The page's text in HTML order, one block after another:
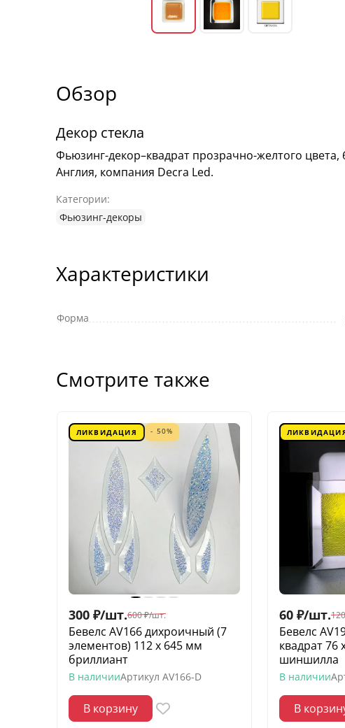
Обзор
Декор стекла
Фьюзинг-декор–квадрат прозрачно-желтого
Англия, компания Decra Led.
Категории:
Фьюзинг-декоры
Характеристики
Форма
Смотрите также
ЛИКВИДАЦИЯ - 50%
300 ₽/шт.600 ₽/шт.
Бевелс AV166 дихроичный (7
элементов) 112 х 645 мм
бриллиант
В наличииАртикул AV166-D
В корзину
60 ₽/шт.120
Бевелс
квадрат 76
шиншилла
В наличии
В